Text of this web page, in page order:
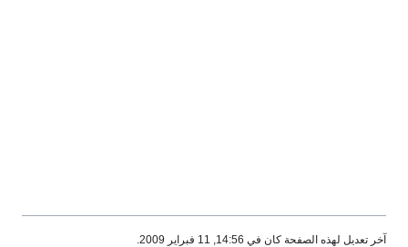
آخر تعديل لهذه الصفحة كان في 14:56, 11 فبراير 2009.